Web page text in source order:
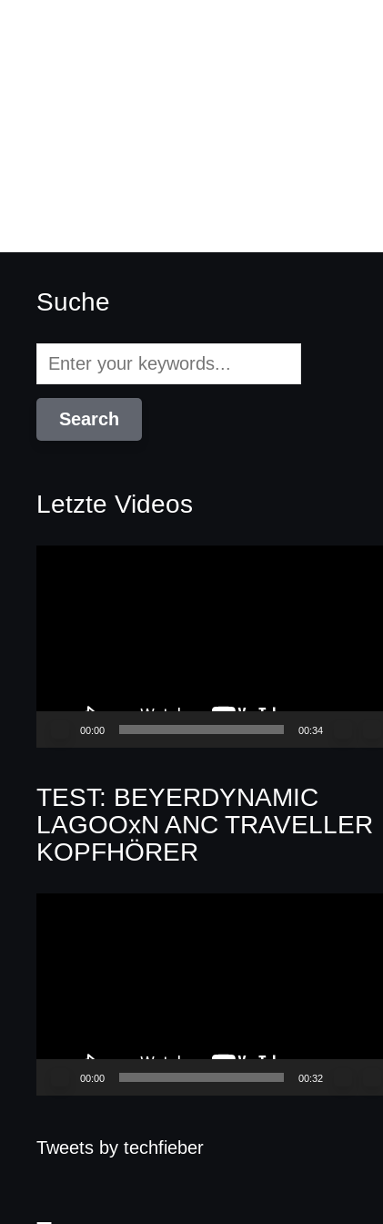
Suche
Letzte Videos
00:00 00:34
TEST: BEYERDYNAMIC
LAGOOxN ANC TRAVELLER
KOPFHÖRER
00:00 00:32
Tweets by techfieber